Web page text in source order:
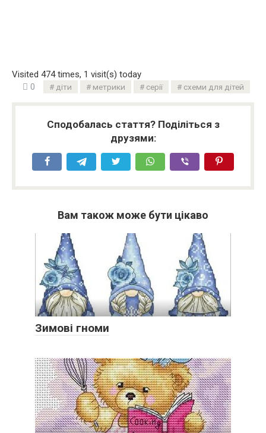
Visited 474 times, 1 visit(s) today
0
діти метрики серії схеми для дітей
Сподобалась стаття? Поділіться з
друзями:
Вам також може бути цікаво
Зимові гноми